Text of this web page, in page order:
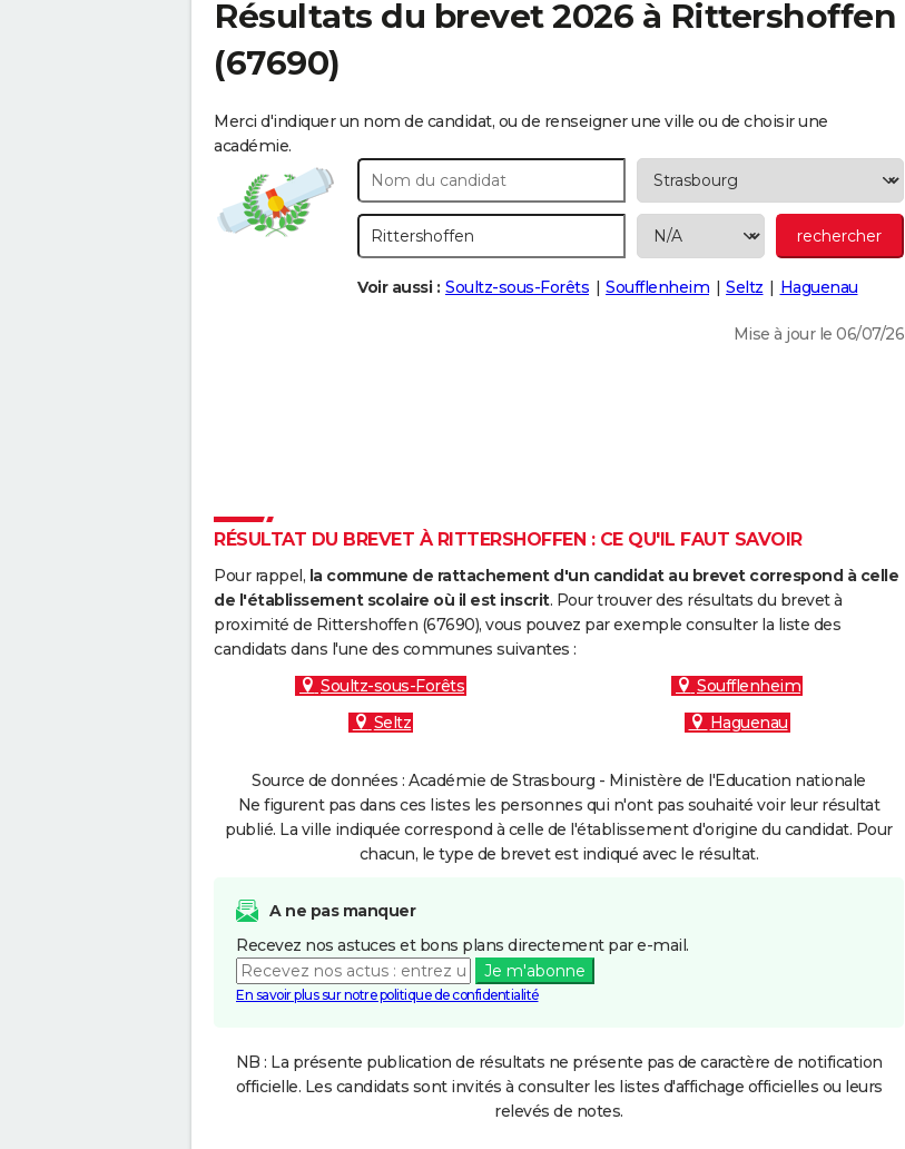
Résultats du brevet 2026 à Rittershoffen
(67690)
Merci d'indiquer un nom de candidat, ou de renseigner une ville ou de choisir une
académie.
Voir aussi : Soultz-sous-Forêts Soufflenheim Seltz Haguenau
Mise à jour le 06/07/26
RÉSULTAT DU BREVET À RITTERSHOFFEN : CE QU'IL FAUT SAVOIR
Pour rappel, la commune de rattachement d'un candidat au brevet correspond à celle
de l'établissement scolaire où il est inscrit. Pour trouver des résultats du brevet à
proximité de Rittershoffen (67690), vous pouvez par exemple consulter la liste des
candidats dans l'une des communes suivantes :
Soultz-sous-Forêts
Soufflenheim
Seltz
Haguenau
Source de données : Académie de Strasbourg - Ministère de l'Education nationale
Ne figurent pas dans ces listes les personnes qui n'ont pas souhaité voir leur résultat
publié. La ville indiquée correspond à celle de l'établissement d'origine du candidat. Pour
chacun, le type de brevet est indiqué avec le résultat.
A ne pas manquer
Recevez nos astuces et bons plans directement par e-mail.
Je m'abonne
En savoir plus sur notre politique de confidentialité
NB : La présente publication de résultats ne présente pas de caractère de notification
officielle. Les candidats sont invités à consulter les listes d'affichage officielles ou leurs
relevés de notes.